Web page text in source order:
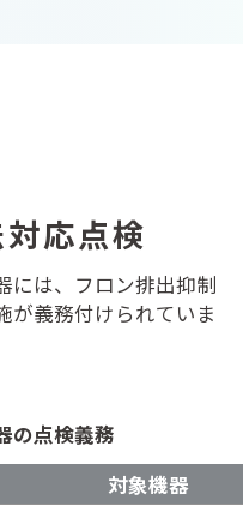
応点検
には、フロン排出抑制
が義務付けられていま
の点検義務
対象機器